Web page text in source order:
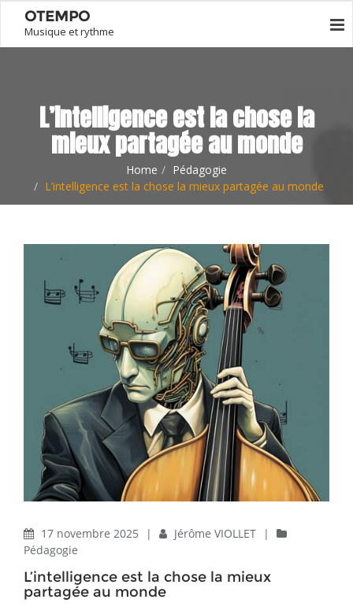
OTEMPO
Musique et rythme
L’intelligence est la chose la
mieux partagée au monde
Home
Pédagogie
L’intelligence est la chose la mieux partagée au monde
17 novembre 2025 | Jérôme VIOLLET
|
Pédagogie
L’intelligence est la chose la mieux
partagée au monde